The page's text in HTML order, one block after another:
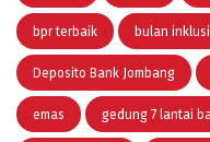
bpr terbaik bulan
Deposito Bank Jombang
emas gedung 7 lantai